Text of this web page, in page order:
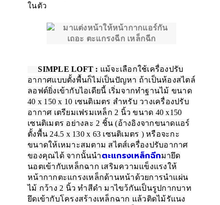
ในตัว
SIMPLE LOFT : แม้จะเลือกใช้เครื่องปรับ
อากาศแบบตั้งพื้นก็ไม่เป็นปัญหา ถ้าเป็นห้องสไตล์
ลอฟต์ยิ่งเข้ากับไอเดียนี้ เริ่มจากทำฐานไม้ ขนาด
40 x 150 x 10 เซนติเมตร สำหรับ วางเครื่องปรับ
อากาศ เตรียมเฟรมเหล็ก 2 นิ้ว ขนาด 40 x150
เซนติเมตร อย่างละ 2 ชิ้น (อ้างอิงจากขนาดแอร์
ตั้งพื้น 24.5 x 130 x 63 เซนติเมตร ) หรือจะกะ
ขนาดให้เหมาะสมตาม สไตส์เครื่องปรับอากาศ
ของคุณได้ จากนั้นนำตะแกรงเหล็กฉีกมายึด
นอตเข้ากับเหล็กฉาก เสริมความแข็งแรงให้
หน้ากากตะแกรงเหล็กด้านหน้าด้วยการนำแผ่น
ไม้ กว้าง 2 นิ้ว ทำสีดำ มาไขว้กันเป็นรูปกากบาท
ยึดเข้ากับโครงสร้างเหล็กฉาก แล้วติดไม้รัแนง